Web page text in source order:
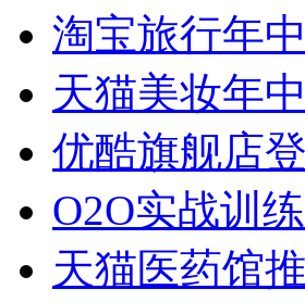
淘宝旅行年
天猫美妆年
优酷旗舰店
O2O实战训
天猫医药馆